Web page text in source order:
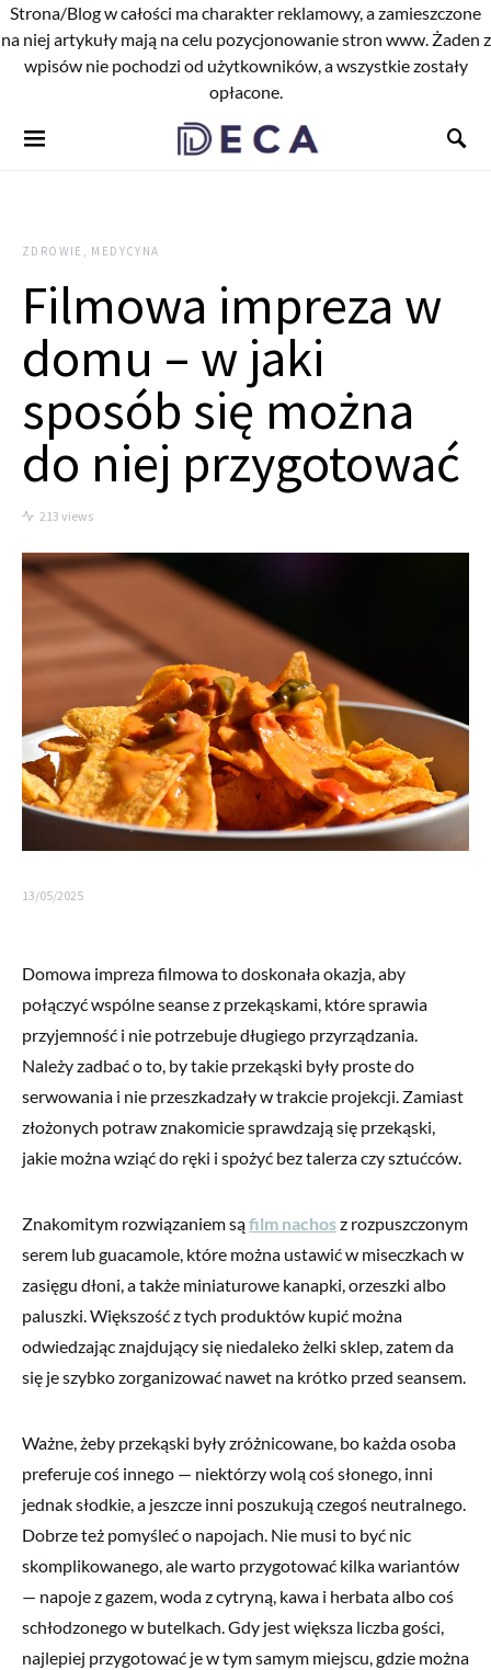
Strona/Blog w całości ma charakter reklamowy, a zamieszczone
na niej artykuły mają na celu pozycjonowanie stron www. Żaden z
wpisów nie pochodzi od użytkowników, a wszystkie zostały
opłacone.
ZDROWIE, MEDYCYNA
Filmowa impreza w
domu – w jaki
sposób się można
do niej przygotować
213 views
13/05/2025
Domowa impreza filmowa to doskonała okazja, aby
połączyć wspólne seanse z przekąskami, które sprawia
przyjemność i nie potrzebuje długiego przyrządzania.
Należy zadbać o to, by takie przekąski były proste do
serwowania i nie przeszkadzały w trakcie projekcji. Zamiast
złożonych potraw znakomicie sprawdzają się przekąski,
jakie można wziąć do ręki i spożyć bez talerza czy sztućców.
Znakomitym rozwiązaniem sąfilm nachosz rozpuszczonym
serem lub guacamole, które można ustawić w miseczkach w
zasięgu dłoni, a także miniaturowe kanapki, orzeszki albo
paluszki. Większość z tych produktów kupić można
odwiedzając znajdujący się niedaleko żelki sklep, zatem da
się je szybko zorganizować nawet na krótko przed seansem.
Ważne, żeby przekąski były zróżnicowane, bo każda osoba
preferuje coś innego — niektórzy wolą coś słonego, inni
jednak słodkie, a jeszcze inni poszukują czegoś neutralnego.
Dobrze też pomyśleć o napojach. Nie musi to być nic
skomplikowanego, ale warto przygotować kilka wariantów
— napoje z gazem, woda z cytryną, kawa i herbata albo coś
schłodzonego w butelkach. Gdy jest większa liczba gości,
najlepiej przygotować je w tym samym miejscu, gdzie można